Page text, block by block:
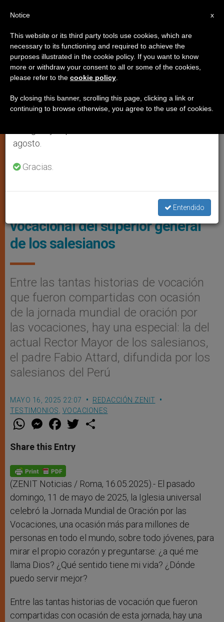
TESTIMONIOS,VOCACIONES
Rector Mayor De Los Salesianos, El Padre Fabio Attard Foto: ANS
“Mi vocación nació viendo a un
vocacional del superior general
de los salesianos
Entre las tantas historias de vocación
que fueron compartidas con ocasión
de la jornada mundial de oración por
las vocaciones, hay una especial: la del
actual Rector Mayor de los salesianos,
el padre Fabio Attard, difundida por los
salesianos del Perú
MAYO 16, 2025 22:07
REDACCIÓN ZENIT
TESTIMONIOS VOCACIONES
W
t
s
p
p
M
e
s
e
g
e
r
F
a
e
b
o
k
w
Share this Entry
(ZENIT Noticias / Roma, 16.05.2025).- El pasado
domingo, 11 de mayo de 2025, la Iglesia universal
celebró la Jornada Mundial de Oración por las
Vocaciones, una ocasión más para millones de
personas en todo el mundo, sobre todo jóvenes, para
mirar el propio corazón y preguntarse: ¿a qué me
llama Dios? ¿Qué sentido tiene mi vida? ¿Dónde
puedo servir mejor?
Entre las tantas historias de vocación que fueron
compartidas con ocasión de esta jornada, hay una
×
Aviso importante
Del 27 de julio al 7 de agosto haremos la pausa
anual, aprovechando que en el periodo de verano
se generan menos informaciones y también el
agosto.
Gracias.
Entendido
x
Notice
This website or its third party tools use cookies, which are
necessary to its functioning and required to achieve the
purposes illustrated in the cookie policy. If you want to know
more or withdraw your consent to all or some of the cookies,
please refer to the cookie policy
By closing this banner, scrolling this page, clicking a link or
continuing to browse otherwise, you agree to the use of cookies.